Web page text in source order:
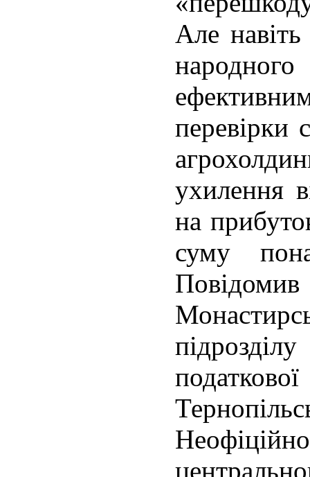
Але
народного
перевірки
ухилення
на
суму